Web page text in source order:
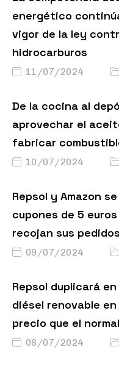
energético
vigor de la ley
hidrocarburos
11/07/2024
De la cocina al
aprovechar el
fabricar
10/07/2024
Repsol y Amazon
cupones de 5
recojan sus
09/07/2024
Repsol duplicará
diésel renovable
precio que el normal
08/07/2024